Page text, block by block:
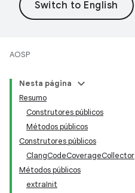
AOSP
Nesta página
Resumo
Construtores públicos
Métodos públicos
Construtores públicos
ClangCodeCoverageCollector
Métodos públicos
extraInit